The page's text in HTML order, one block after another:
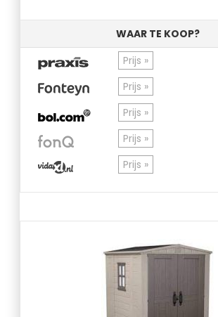
WAAR TE KOOP?
Prijs »
Prijs »
Prijs »
Prijs »
Prijs »